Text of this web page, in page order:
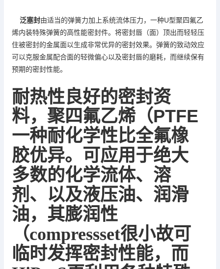
泛塞封由适当的弹簧力加上系统流体压力，一种U型聚四氟乙
烯内装特殊弹簧的高性能密封件。将密封唇（面）顶出而轻轻压
住被密封的金属面以生成非常优异的密封效果。弹簧的致动效应
可以克服金属配合面的轻微偏心以及密封唇的磨耗，而继续保有
预期的密封性能。
耐热性良好的密封资
料， 聚四氟乙烯 （PTFE
一种耐化学性比全氟橡
胶优异。可应用于绝大
多数的化学流体、溶
剂、以及液压油、润滑
油，其膨润性
（compressset很小故可
临时发挥密封性能，而